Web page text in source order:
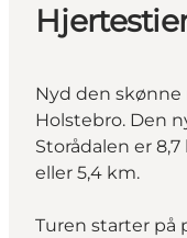
Nyd den
Holstebro. Den
Storådalen er
eller 5,4 km.
Turen starter på